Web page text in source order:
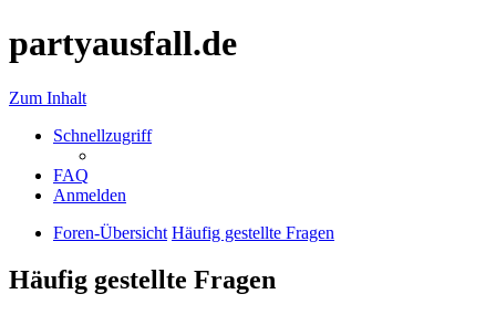
partyausfall.de
Zum Inhalt
Schnellzugriff
FAQ
Anmelden
Foren-Übersicht Häufig gestellte Fragen
Häufig gestellte Fragen